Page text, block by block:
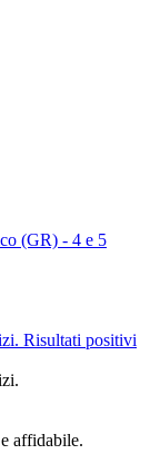
(GR) - 4 e 5
Risultati positivi
affidabile.